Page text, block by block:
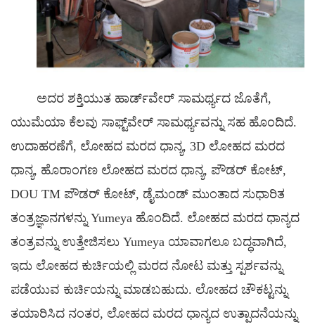
ಅದರ ಶಕ್ತಿಯುತ ಹಾರ್ಡ್‌ವೇರ್ ಸಾಮರ್ಥ್ಯದ ಜೊತೆಗೆ,
ಯುಮೆಯಾ ಕೆಲವು ಸಾಫ್ಟ್‌ವೇರ್ ಸಾಮರ್ಥ್ಯವನ್ನು ಸಹ ಹೊಂದಿದೆ.
ಉದಾಹರಣೆಗೆ, ಲೋಹದ ಮರದ ಧಾನ್ಯ, 3D ಲೋಹದ ಮರದ
ಧಾನ್ಯ, ಹೊರಾಂಗಣ ಲೋಹದ ಮರದ ಧಾನ್ಯ, ಪೌಡರ್ ಕೋಟ್,
DOU TM ಪೌಡರ್ ಕೋಟ್, ಡೈಮಂಡ್ ಮುಂತಾದ ಸುಧಾರಿತ
ತಂತ್ರಜ್ಞಾನಗಳನ್ನು Yumeya ಹೊಂದಿದೆ. ಲೋಹದ ಮರದ ಧಾನ್ಯದ
ತಂತ್ರವನ್ನು ಉತ್ತೇಜಿಸಲು Yumeya ಯಾವಾಗಲೂ ಬದ್ಧವಾಗಿದೆ,
ಇದು ಲೋಹದ ಕುರ್ಚಿಯಲ್ಲಿ ಮರದ ನೋಟ ಮತ್ತು ಸ್ಪರ್ಶವನ್ನು
ಪಡೆಯುವ ಕುರ್ಚಿಯನ್ನು ಮಾಡಬಹುದು. ಲೋಹದ ಚೌಕಟ್ಟನ್ನು
ತಯಾರಿಸಿದ ನಂತರ, ಲೋಹದ ಮರದ ಧಾನ್ಯದ ಉತ್ಪಾದನೆಯನ್ನು